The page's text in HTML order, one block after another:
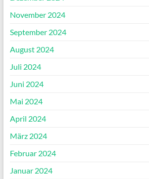
November 2024
September 2024
August 2024
Juli 2024
Juni 2024
Mai 2024
April 2024
März 2024
Februar 2024
Januar 2024